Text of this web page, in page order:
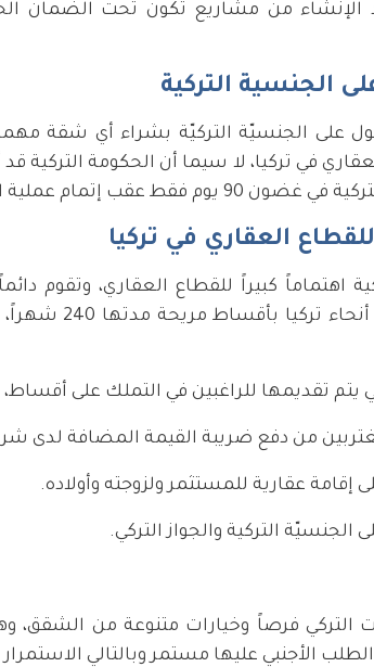
من مشاريع تكون تحت الضمان
الجنسية التركية
العقاري في تركيا، لا سيما أن الحكومة
فقط عقب إتمام عملية الشراء.
العقاري في تركيا
اهتماماً كبيراً للقطاع العقاري، وتقوم
الشقق في
تقديمها للراغبين في التملك على أقساط، وسحب
من دفع ضريبة القيمة المضافة لدى
عقارية للمستثمر ولزوجته وأولاده.
التركية والجواز التركي.
التركي فرصاً وخيارات متنوعة من الشقق،
الأجنبي عليها مستمر وبالتالي